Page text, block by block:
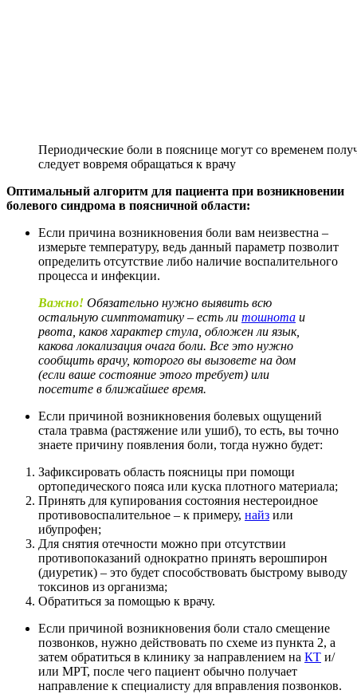
Периодические боли в пояснице могут со временем
следует вовремя обращаться к врачу
Оптимальный алгоритм для пациента при возникновении
болевого синдрома в поясничной области:
Если причина возникновения боли вам неизвестна –
измерьте температуру, ведь данный параметр позволит
определить отсутствие либо наличие воспалительного
процесса и инфекции.
Важно! Обязательно нужно выявить всю
остальную симптоматику – есть ли тошнота и
рвота, каков характер стула, обложен ли язык,
какова локализация очага боли. Все это нужно
сообщить врачу, которого вы вызовете на дом
(если ваше состояние этого требует) или
посетите в ближайшее время.
Если причиной возникновения болевых ощущений
стала травма (растяжение или ушиб), то есть, вы точно
знаете причину появления боли, тогда нужно будет:
Зафиксировать область поясницы при помощи
ортопедического пояса или куска плотного материала;
Принять для купирования состояния нестероидное
противовоспалительное – к примеру, найз или
ибупрофен;
Для снятия отечности можно при отсутствии
противопоказаний однократно принять верошпирон
(диуретик) – это будет способствовать быстрому выводу
токсинов из организма;
Обратиться за помощью к врачу.
Если причиной возникновения боли стало смещение
позвонков, нужно действовать по схеме из пункта 2, а
затем обратиться в клинику за направлением на КТ и/
или МРТ, после чего пациент обычно получает
направление к специалисту для вправления позвонков.